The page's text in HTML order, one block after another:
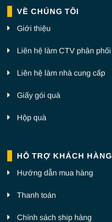
VỀ CHÚNG TÔI
Giới thiệu
Liên hệ làm CTV phân phối
Liên hệ làm nhà cung cấp
Giấy gói quà
Hộp quà
HỖ TRỢ KHÁCH HÀNG
Hướng dẫn mua hàng
Thanh toán
Chính sách ship hàng